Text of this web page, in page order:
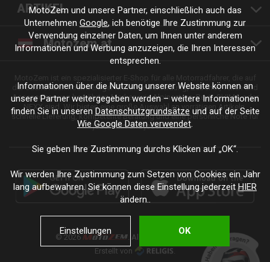
ARTIKEL
Motozem.at
der Suche nach hochwertiger Motorradbekleidung, Zubehör, Teilen und
Accessoires von bewährten Marken wie Alpinestars, Revit, SHIMA oder
NEXX sind. Wir bieten eine große Auswahl an vorrätigen Artikeln,
schnelle Lieferung, kompetente Beratung und eine persönliche Note für
jede Fahrt und jeden Stil.
© 2026
. Alle Rechte vorbehalten.
Erstellt von
MotoZem und unsere Partner, einschließlich auch das
Unternehmen Google, ich benötige Ihre Zustimmung zur
Verwendung einzelner Daten, um Ihnen unter anderem
Informationen und Werbung anzuzeigen, die Ihren Interessen
entsprechen.
Informationen über die Nutzung unserer Website können an
unsere Partner weitergegeben werden – weitere Informationen
finden Sie in unseren Datenschutzgrundsätze und auf der Seite
Wie Google Daten verwendet.
Sie geben Ihre Zustimmung durchs Klicken auf „OK“.
Wir werden Ihre Zustimmung zum Setzen von Cookies ein Jahr
lang aufbewahren. Sie können diese Einstellung jederzeitHIER
ändern..
Einstellungen OK